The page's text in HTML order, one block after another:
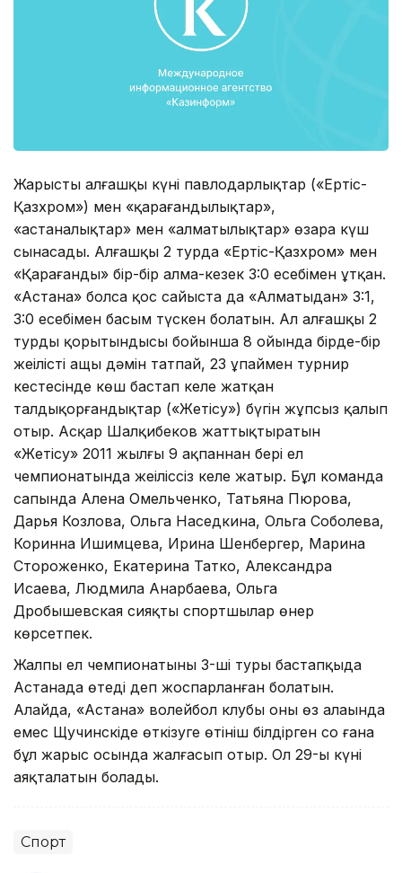
Жарыстың алғашқы күні павлодарлықтар («Ертіс-
Қазхром») мен «қарағандылықтар»,
«астаналықтар» мен «алматылықтар» өзара күш
сынасады. Алғашқы 2 турда «Ертіс-Қазхром» мен
«Қарағанды» бір-бір алма-кезек 3:0 есебімен ұтқан.
«Астана» болса қос сайыста да «Алматыдан» 3:1,
3:0 есебімен басым түскен болатын. Ал алғашқы 2
турдың қорытындысы бойынша 8 ойында бірде-бір
жеңілістің ащы дәмін татпай, 23 ұпаймен турнир
кестесінде көш бастап келе жатқан
талдықорғандықтар («Жетісу») бүгін жұпсыз қалып
отыр. Асқар Шалқибеков жаттықтыратын
«Жетісу» 2011 жылғы 9 ақпаннан бері ел
чемпионатында жеңіліссіз келе жатыр. Бұл команда
сапында Алена Омельченко, Татьяна Пюрова,
Дарья Козлова, Ольга Наседкина, Ольга Соболева,
Коринна Ишимцева, Ирина Шенбергер, Марина
Стороженко, Екатерина Татко, Александра
Исаева, Людмила Анарбаева, Ольга
Дробышевская сияқты спортшылар өнер
көрсетпек.
Жалпы ел чемпионатының 3-ші туры бастапқыда
Астанада өтеді деп жоспарланған болатын.
Алайда, «Астана» волейбол клубы оны өз алаңында
емес Щучинскіде өткізуге өтініш білдірген соң ғана
бұл жарыс осында жалғасып отыр. Ол 29-ы күні
аяқталатын болады.
Спорт